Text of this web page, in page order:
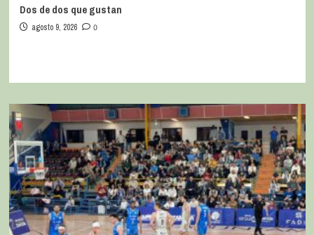
Dos de dos que gustan
agosto 9, 2026 0